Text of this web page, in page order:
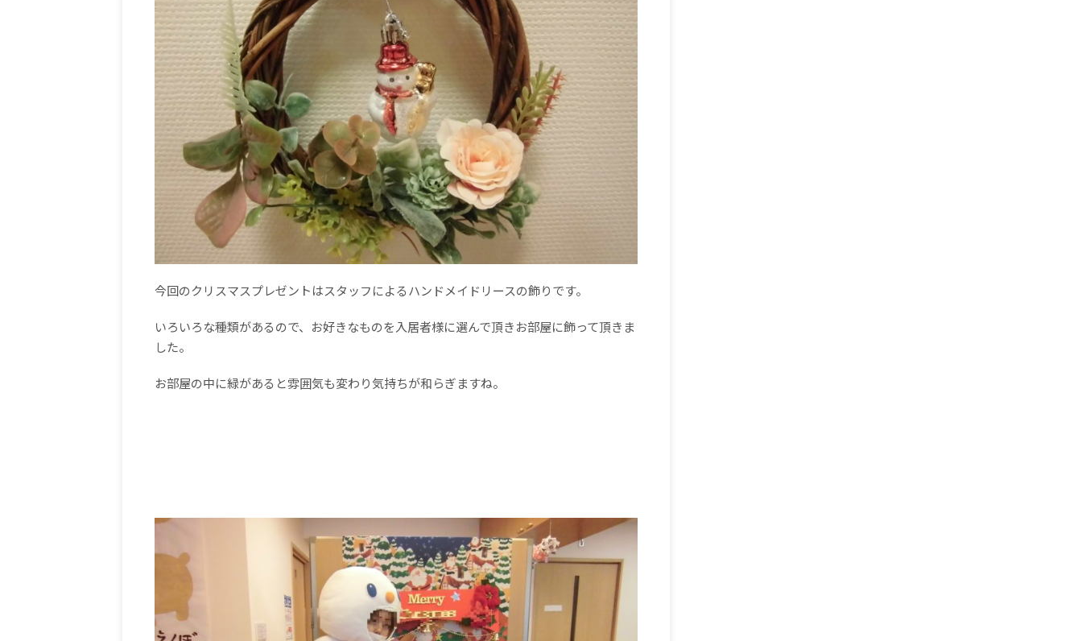
今回のクリスマスプレゼントはスタッフによるハンドメイドリースの飾りです。
いろいろな種類があるので、お好きなものを入居者様に選んで頂きお部屋に飾って頂きま
した。
お部屋の中に緑があると雰囲気も変わり気持ちが和らぎますね。